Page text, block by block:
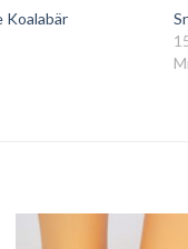
Koalabär